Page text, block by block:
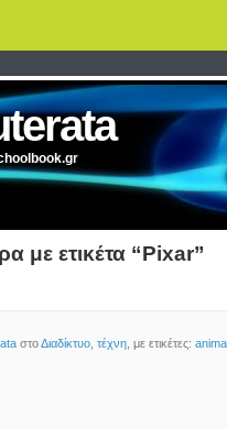
με ετικέτα “Pixar”
στοΔιαδίκτυο, τέχνη, με ετικέτες: